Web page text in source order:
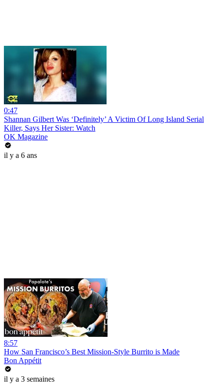
0:47
Shannan Gilbert Was ‘Definitely’ A Victim Of Long Island Serial
Killer, Says Her Sister: Watch
OK Magazine
il y a 6 ans
8:57
How San Francisco’s Best Mission-Style Burrito is Made
Bon Appétit
il y a 3 semaines